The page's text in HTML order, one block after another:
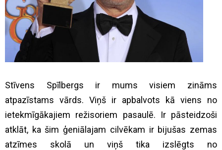
Stīvens Spīlbergs ir mums visiem zināms
atpazīstams vārds. Viņš ir apbalvots kā viens no
ietekmīgākajiem režisoriem pasaulē. Ir pāsteidzoši
atklāt, ka šim ģeniālajam cilvēkam ir bijušas zemas
atzīmes skolā un viņš tika izslēgts no